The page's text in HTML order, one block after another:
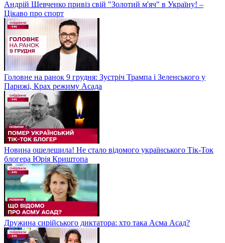
Андрій Шевченко привіз свій "Золотий м'яч" в Україну! –
Цікаво про спорт
Головне на ранок 9 грудня: Зустріч Трампа і Зеленського у
Парижі, Крах режиму Асада
Новина ошелешила! Не стало відомого українського Тік-Ток
блогера Юрія Криштопа
Дружина сирійського диктатора: хто така Асма Асад?